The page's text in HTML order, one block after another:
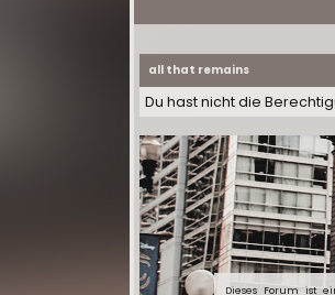
all that remains
Du hast nicht die
Dieses Forum ist